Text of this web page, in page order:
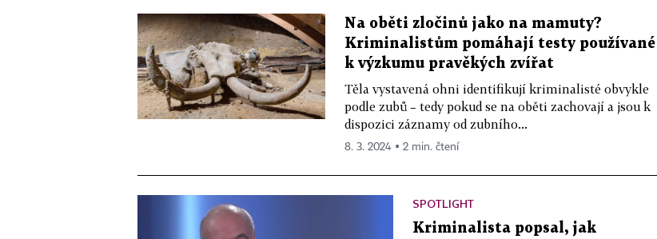
Na oběti zločinů jako na mamuty?
Kriminalistům pomáhají testy používané
k výzkumu pravěkých zvířat
Těla vystavená ohni identifikují kriminalisté obvykle
podle zubů – tedy pokud se na oběti zachovají a jsou k
dispozici záznamy od zubního...
8. 3. 2024 ▪ 2 min. čtení
SPOTLIGHT
Kriminalista popsal, jak